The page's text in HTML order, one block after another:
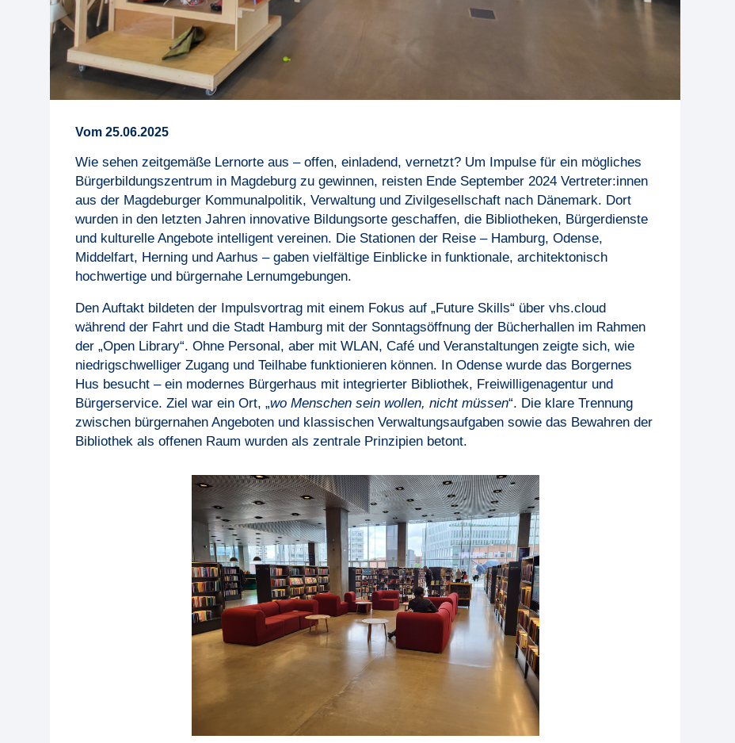
Vom 25.06.2025
Wie sehen zeitgemäße Lernorte aus – offen, einladend, vernetzt? Um Impulse für ein mögliches
Bürgerbildungszentrum in Magdeburg zu gewinnen, reisten Ende September 2024 Vertreter:innen
aus der Magdeburger Kommunalpolitik, Verwaltung und Zivilgesellschaft nach Dänemark. Dort
wurden in den letzten Jahren innovative Bildungsorte geschaffen, die Bibliotheken, Bürgerdienste
und kulturelle Angebote intelligent vereinen. Die Stationen der Reise – Hamburg, Odense,
Middelfart, Herning und Aarhus – gaben vielfältige Einblicke in funktionale, architektonisch
hochwertige und bürgernahe Lernumgebungen.
Den Auftakt bildeten der Impulsvortrag mit einem Fokus auf „Future Skills“ über vhs.cloud
während der Fahrt und die Stadt Hamburg mit der Sonntagsöffnung der Bücherhallen im Rahmen
der „Open Library“. Ohne Personal, aber mit WLAN, Café und Veranstaltungen zeigte sich, wie
niedrigschwelliger Zugang und Teilhabe funktionieren können. In Odense wurde das Borgernes
Hus besucht – ein modernes Bürgerhaus mit integrierter Bibliothek, Freiwilligenagentur und
Bürgerservice. Ziel war ein Ort, „wo Menschen sein wollen, nicht müssen“. Die klare Trennung
zwischen bürgernahen Angeboten und klassischen Verwaltungsaufgaben sowie das Bewahren der
Bibliothek als offenen Raum wurden als zentrale Prinzipien betont.